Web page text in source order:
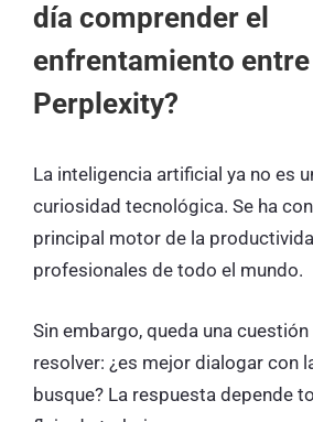
día comprender el
enfrentamiento entre
Perplexity?
La inteligencia artificial ya no es
curiosidad tecnológica. Se ha
principal motor de la
profesionales de todo el mundo.
Sin embargo, queda una
resolver: ¿es mejor dialogar con
busque? La respuesta depende